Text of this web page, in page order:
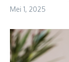
Mei 1, 2025